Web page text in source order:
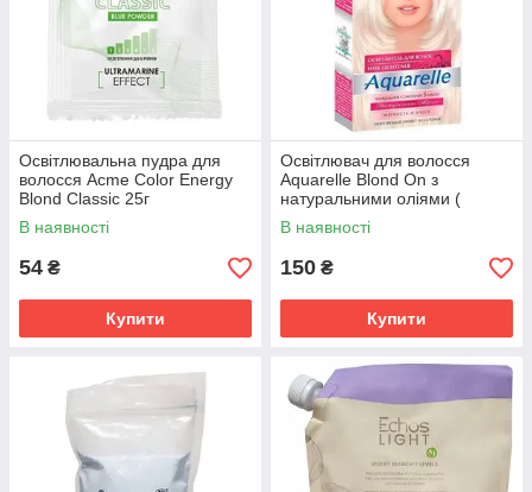
Освітлювальна пудра для
волосся Acme Color Energy
Blond Classic 25г
(4823115503879)
В наявності
54 ₴
Купити
Освітлювач для волосся
Aquarelle Blond On з
натуральними оліями (
3800023404581)
В наявності
150 ₴
Купити